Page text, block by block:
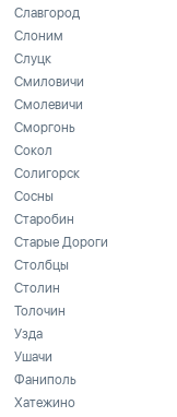
Славгород
Слоним
Слуцк
Смиловичи
Смолевичи
Сморгонь
Сокол
Солигорск
Сосны
Старобин
Старые Дороги
Столбцы
Столин
Толочин
Узда
Ушачи
Фаниполь
Хатежино